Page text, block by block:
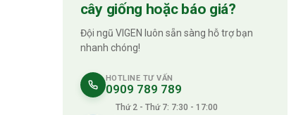
cây giống hoặc báo giá?
Đội ngũ VIGEN luôn sẵn sàng hỗ trợ bạn
nhanh chóng!
HOTLINE TƯ VẤN
0909 789 789
Thứ 2 - Thứ 7: 7:30 - 17:00